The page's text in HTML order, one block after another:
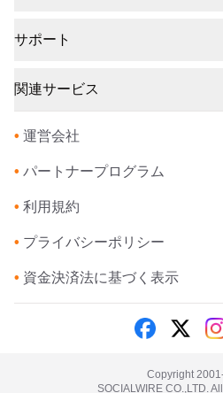
サポート
関連サービス
• 運営会社
• パートナープログラム
• 利用規約
• プライバシーポリシー
• 資金決済法に基づく表示
Copyright
SOCIALWIRE CO.,LTD.